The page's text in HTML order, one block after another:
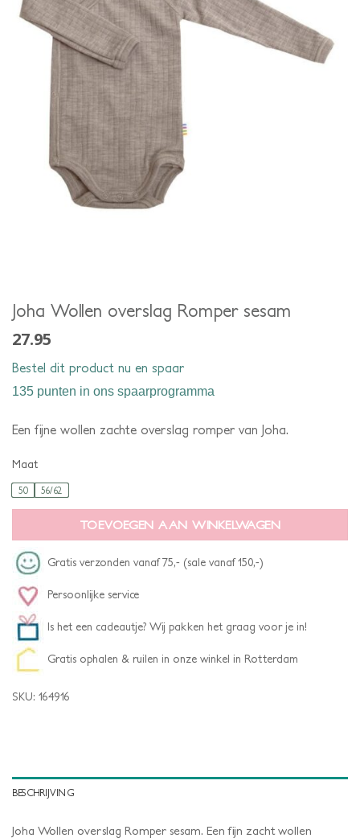
Joha Wollen overslag Romper sesam
27.95
Bestel dit product nu en spaar
135 punten in ons spaarprogramma
Een fijne wollen zachte overslag romper van Joha.
Maat
50 56/62
TOEVOEGEN AAN WINKELWAGEN
Gratis verzonden vanaf 75,- (sale vanaf 150,-)
Persoonlijke service
Is het een cadeautje? Wij pakken het graag voor je in!
Gratis ophalen & ruilen in onze winkel in Rotterdam
SKU: 164916
BESCHRIJVING
Joha Wollen overslag Romper sesam. Een fijn zacht wollen